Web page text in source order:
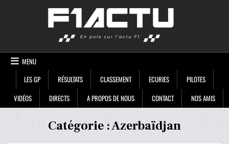
MENU
LES GP
RÉSULTATS CLASSEMENT ECURIES
PILOTES
VIDÉOS
DIRECTS A PROPOS DE NOUS CONTACT NOS AMIS
Catégorie :Azerbaïdjan